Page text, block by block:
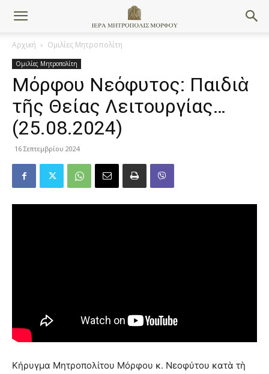
Αρχική Ομιλίες Μητροπολίτη
Ομιλίες Μητροπολίτη
Μόρφου Νεόφυτος: Παιδιὰ
τῆς Θείας Λειτουργίας…
(25.08.2024)
16 Σεπτεμβρίου 2024
Κήρυγμα Μητροπολίτου Μόρφου κ. Νεοφύτου κατὰ τὴ